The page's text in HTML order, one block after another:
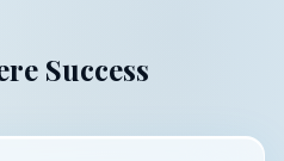
Success